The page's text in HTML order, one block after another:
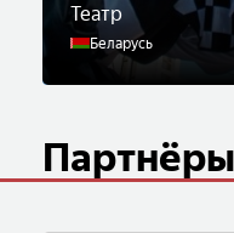
Театр
Беларусь
Партнёры